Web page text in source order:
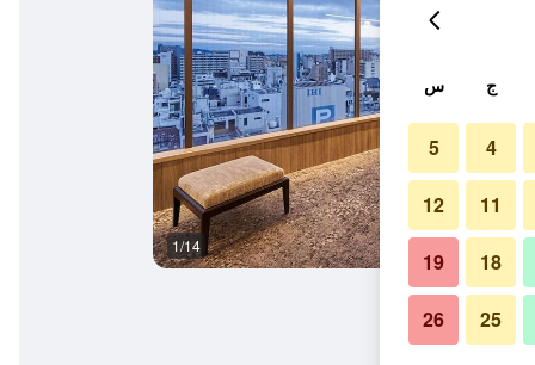
1/14
ج س
4
5
11
12
18
19
25
26